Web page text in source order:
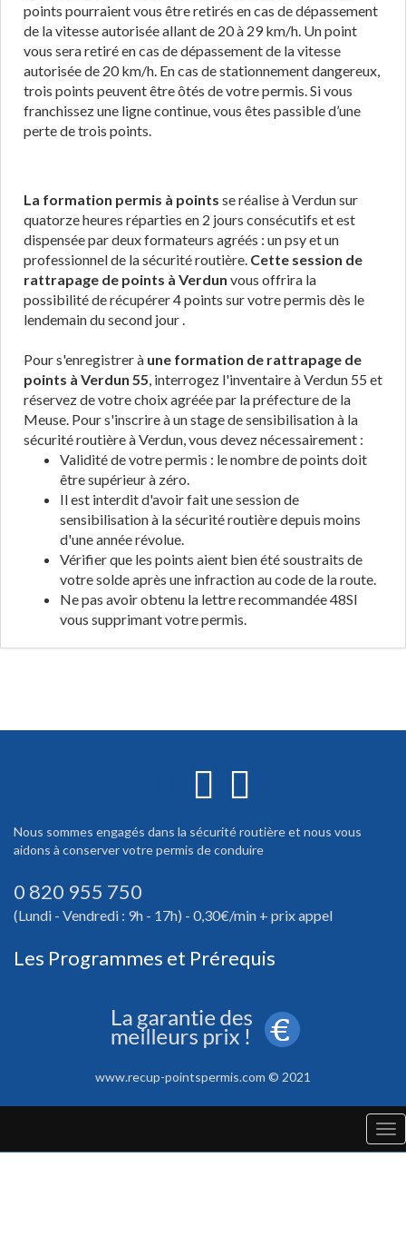
points pourraient vous être retirés en cas de dépassement
de la vitesse autorisée allant de 20 à 29 km/h. Un point
vous sera retiré en cas de dépassement de la vitesse
autorisée de 20 km/h. En cas de stationnement dangereux,
trois points peuvent être ôtés de votre permis. Si vous
franchissez une ligne continue, vous êtes passible d’une
perte de trois points.
La formation permis à points se réalise à Verdun sur
quatorze heures réparties en 2 jours consécutifs et est
dispensée par deux formateurs agréés : un psy et un
professionnel de la sécurité routière. Cette session de
rattrapage de points à Verdun vous offrira la
possibilité de récupérer 4 points sur votre permis dès le
lendemain du second jour .
Pour s'enregistrer à une formation de rattrapage de
points à Verdun 55, interrogez l'inventaire à Verdun 55 et
réservez de votre choix agréée par la préfecture de la
Meuse. Pour s'inscrire à un stage de sensibilisation à la
sécurité routière à Verdun, vous devez nécessairement :
Validité de votre permis : le nombre de points doit
être supérieur à zéro.
Il est interdit d'avoir fait une session de
sensibilisation à la sécurité routière depuis moins
d'une année révolue.
Vérifier que les points aient bien été soustraits de
votre solde après une infraction au code de la route.
Ne pas avoir obtenu la lettre recommandée 48SI
vous supprimant votre permis.
Nous sommes engagés dans la sécurité routière et nous vous
aidons à conserver votre permis de conduire
0 820 955 750
(Lundi - Vendredi : 9h - 17h) - 0,30€/min + prix appel
Les Programmes et Prérequis
www.recup-pointspermis.com © 2021